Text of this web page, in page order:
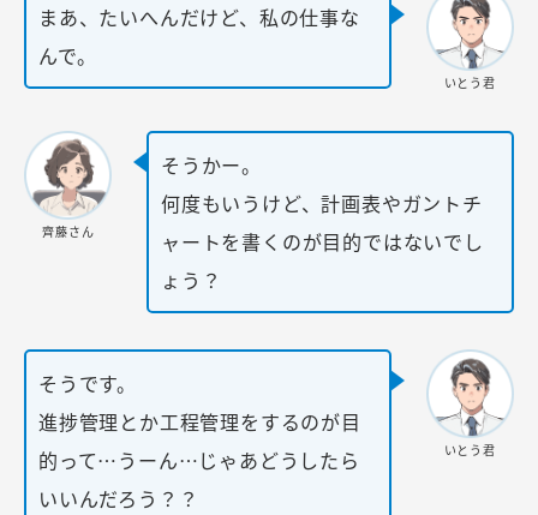
まあ、たいへんだけど、私の仕事な
んで。
いとう君
齊藤さん
そうかー。
何度もいうけど、計画表やガントチ
ャートを書くのが目的ではないでし
ょう？
そうです。
進捗管理とか工程管理をするのが目
的って…うーん…じゃあどうしたら
いいんだろう？？
いとう君